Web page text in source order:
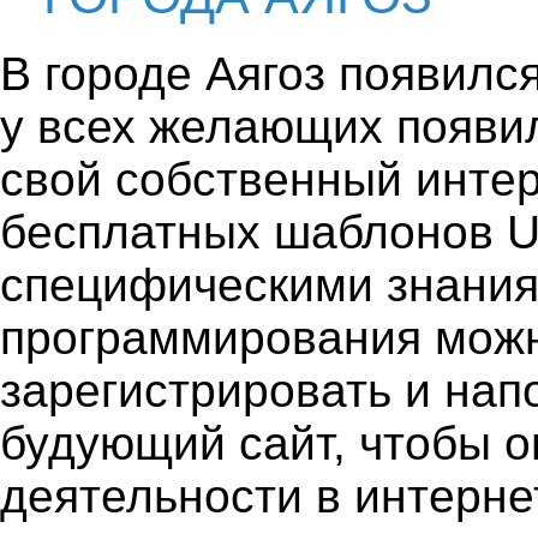
В городе Аягоз
у всех желающих
свой собственный
бесплатных шаблонов
специфическими
программирования
зарегистрировать и
будующий сайт, чтобы
деятельности в